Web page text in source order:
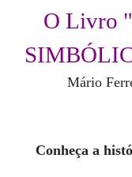
O Livro
Mário
Conheça a